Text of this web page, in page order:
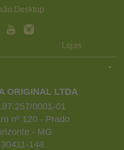
Desktop
Lojas
ORIGINAL LTDA
0001-01
nº 120 - Prado
- MG
148